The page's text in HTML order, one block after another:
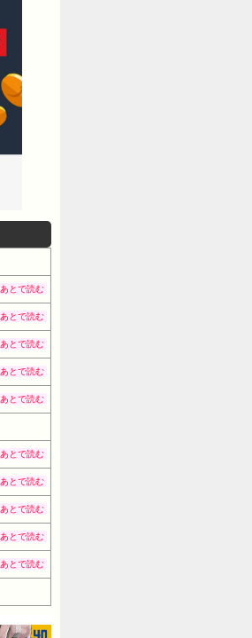
あとで読む
あとで読む
あとで読む
あとで読む
あとで読む
あとで読む
あとで読む
あとで読む
あとで読む
あとで読む